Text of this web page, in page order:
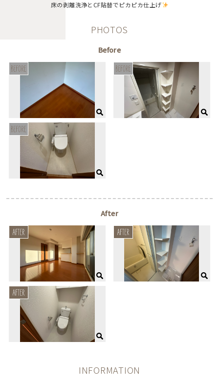
床の剥離洗浄とCF貼替でピカピカ仕上げ
PHOTOS
Before
After
INFORMATION